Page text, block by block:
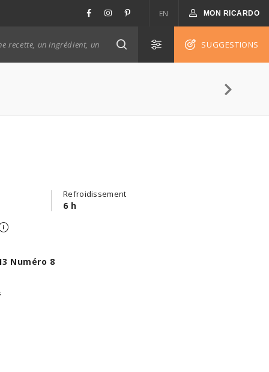
EN MON RICARDO
SUGGESTIONS
Refroidissement
6 h
Numéro 8